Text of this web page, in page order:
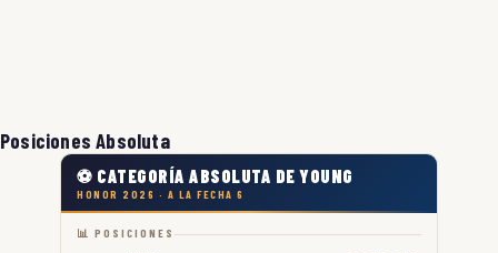
Posiciones Absoluta
⚽ CATEGORÍA ABSOLUTA DE YOUNG
HONOR 2026 · A LA FECHA 6
📊 POSICIONES